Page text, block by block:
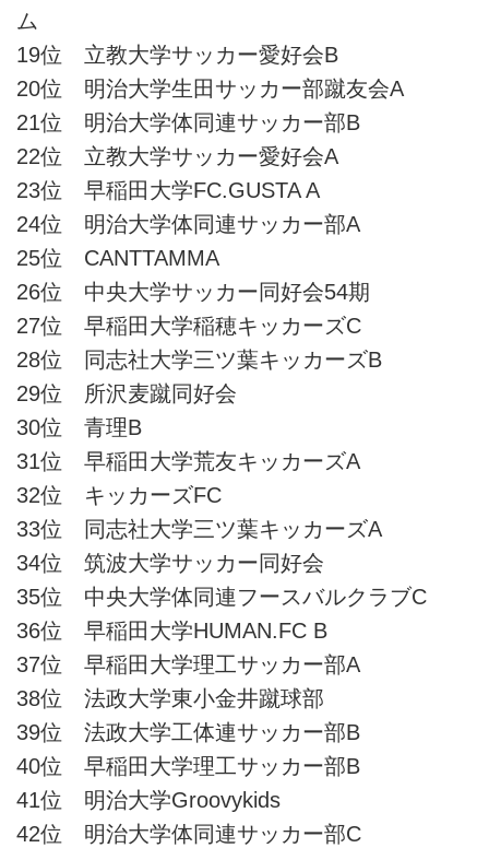
ム
19位 立教大学サッカー愛好会B
20位 明治大学生田サッカー部蹴友会A
21位 明治大学体同連サッカー部B
22位 立教大学サッカー愛好会A
23位 早稲田大学FC.GUSTA A
24位 明治大学体同連サッカー部A
25位 CANTTAMMA
26位 中央大学サッカー同好会54期
27位 早稲田大学稲穂キッカーズC
28位 同志社大学三ツ葉キッカーズB
29位 所沢麦蹴同好会
30位 青理B
31位 早稲田大学荒友キッカーズA
32位 キッカーズFC
33位 同志社大学三ツ葉キッカーズA
34位 筑波大学サッカー同好会
35位 中央大学体同連フースバルクラブC
36位 早稲田大学HUMAN.FC B
37位 早稲田大学理工サッカー部A
38位 法政大学東小金井蹴球部
39位 法政大学工体連サッカー部B
40位 早稲田大学理工サッカー部B
41位 明治大学Groovykids
42位 明治大学体同連サッカー部C